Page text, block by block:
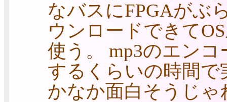
なバスにFPGAがぶ
ウンロードできて
使う。 mp3のエン
するくらいの時間
かなか面白そうじゃ